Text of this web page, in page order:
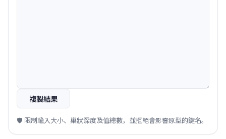
複製結果
🛡️ 限制輸入大小、巢狀深度及值總數，並拒絕會影響原型的鍵名。